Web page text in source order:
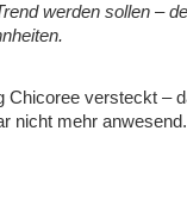
werden sollen –
Chicoree versteckt –
nicht mehr